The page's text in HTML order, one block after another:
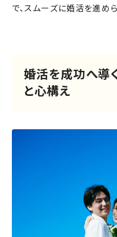
で、スムーズに婚活を進めら
婚活を成功へ導
と心構え